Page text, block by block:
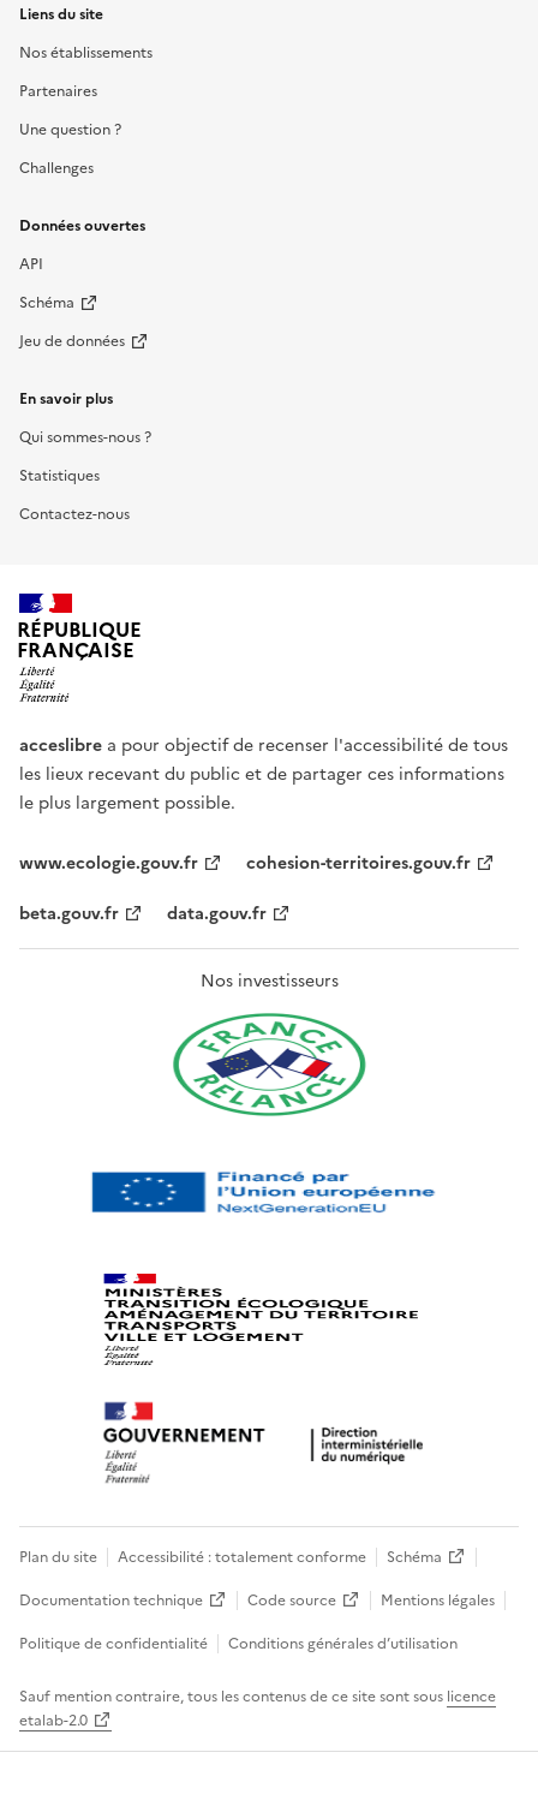
Liens du site
Nos établissements
Partenaires
Une question ?
Challenges
Données ouvertes
API
Schéma
Jeu de données
En savoir plus
Qui sommes-nous ?
Statistiques
Contactez-nous
RÉPUBLIQUE
FRANÇAISE
acceslibre a pour objectif de recenser l'accessibilité de tous
les lieux recevant du public et de partager ces informations
le plus largement possible.
www.ecologie.gouv.fr
cohesion-territoires.gouv.fr
beta.gouv.fr
data.gouv.fr
Nos investisseurs
Plan du site Accessibilité : totalement conforme
Schéma
Documentation technique
Code source
Mentions légales
Politique de confidentialité
Conditions générales d’utilisation
Sauf mention contraire, tous les contenus de ce site sont sous licence
etalab-2.0